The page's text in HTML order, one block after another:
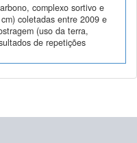
complexo sortivo e
coletadas entre 2009 e
(uso da terra,
de repetições